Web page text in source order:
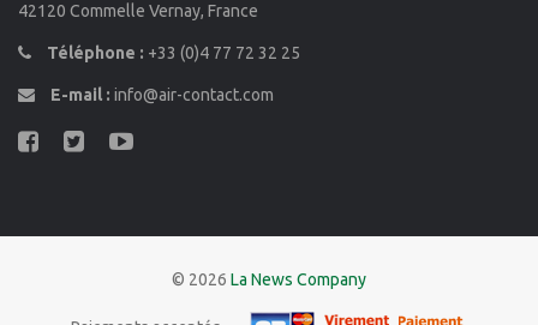
42120 Commelle Vernay, France
Téléphone : +33 (0)4 77 72 32 25
E-mail : info@air-contact.com
© 2026 La News Company